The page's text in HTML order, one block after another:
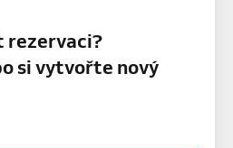
rezervaci?
si vytvořte nový